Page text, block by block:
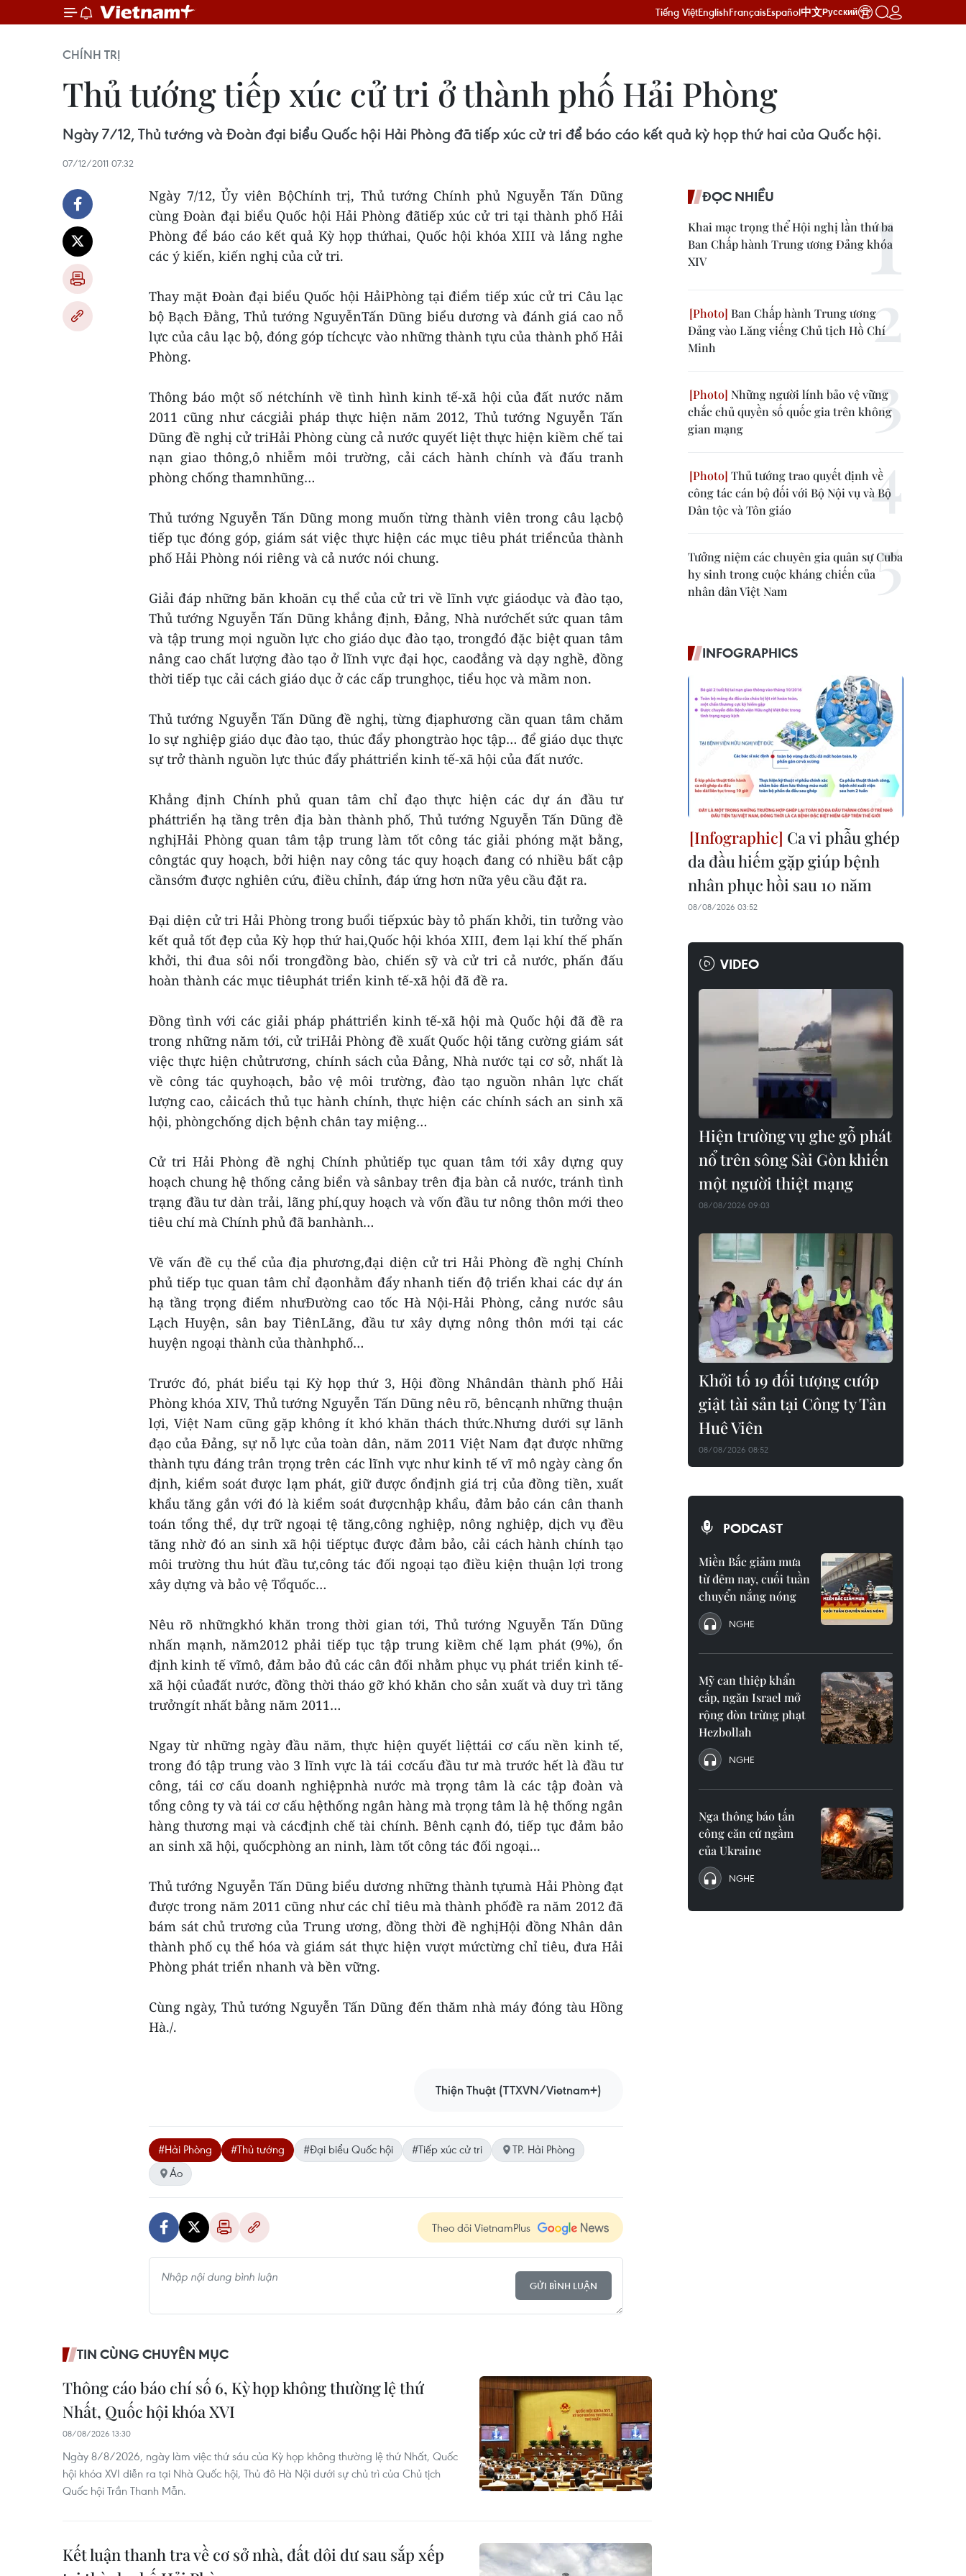
Tiếng ViệtEnglishFrançaisEspañol中文Русский
CHÍNH TRỊ
Thủ tướng tiếp xúc cử tri ở thành phố Hải Phòng
Ngày 7/12, Thủ tướng và Đoàn đại biểu Quốc hội Hải Phòng đã tiếp xúc cử tri để báo cáo kết quả kỳ họp thứ hai của Quốc hội.
07/12/2011 07:32
Ngày 7/12, Ủy viên BộChính trị, Thủ tướng Chính phủ Nguyễn Tấn Dũng
cùng Đoàn đại biểu Quốc hội Hải Phòng đãtiếp xúc cử tri tại thành phố Hải
Phòng để báo cáo kết quả Kỳ họp thứhai, Quốc hội khóa XIII và lắng nghe
các ý kiến, kiến nghị của cử tri.
Thay mặt Đoàn đại biểu Quốc hội HảiPhòng tại điểm tiếp xúc cử tri Câu lạc
bộ Bạch Đằng, Thủ tướng NguyễnTấn Dũng biểu dương và đánh giá cao nỗ
lực của câu lạc bộ, đóng góp tíchcực vào những thành tựu của thành phố Hải
Phòng.
Thông báo một số nétchính về tình hình kinh tế-xã hội của đất nước năm
2011 cũng như cácgiải pháp thực hiện năm 2012, Thủ tướng Nguyễn Tấn
Dũng đề nghị cử triHải Phòng cùng cả nước quyết liệt thực hiện kiềm chế tai
nạn giao thông,ô nhiễm môi trường, cải cách hành chính và đấu tranh
phòng chống thamnhũng…
Thủ tướng Nguyễn Tấn Dũng mong muốn từng thành viên trong câu lạcbộ
tiếp tục đóng góp, giám sát việc thực hiện các mục tiêu phát triểncủa thành
phố Hải Phòng nói riêng và cả nước nói chung.
Giải đáp những băn khoăn cụ thể của cử tri về lĩnh vực giáodục và đào tạo,
Thủ tướng Nguyễn Tấn Dũng khẳng định, Đảng, Nhà nướchết sức quan tâm
và tập trung mọi nguồn lực cho giáo dục đào tạo, trongđó đặc biệt quan tâm
nâng cao chất lượng đào tạo ở lĩnh vực đại học, caođẳng và dạy nghề, đồng
thời tiếp tục cải cách giáo dục ở các cấp trunghọc, tiểu học và mầm non.
Thủ tướng Nguyễn Tấn Dũng đề nghị, từng địaphương cần quan tâm chăm
lo sự nghiệp giáo dục đào tạo, thúc đẩy phongtrào học tập… để giáo dục thực
sự trở thành nguồn lực thúc đẩy pháttriển kinh tế-xã hội của đất nước.
Khẳng định Chính phủ quan tâm chỉ đạo thực hiện các dự án đầu tư
pháttriển hạ tầng trên địa bàn thành phố, Thủ tướng Nguyễn Tấn Dũng đề
nghịHải Phòng quan tâm tập trung làm tốt công tác giải phóng mặt bằng,
côngtác quy hoạch, bởi hiện nay công tác quy hoạch đang có nhiều bất cập
cầnsớm được nghiên cứu, điều chỉnh, đáp ứng hơn nữa yêu cầu đặt ra.
Đại diện cử tri Hải Phòng trong buổi tiếpxúc bày tỏ phấn khởi, tin tưởng vào
kết quả tốt đẹp của Kỳ họp thứ hai,Quốc hội khóa XIII, đem lại khí thế phấn
khởi, thi đua sôi nổi trongđồng bào, chiến sỹ và cử tri cả nước, phấn đấu
hoàn thành các mục tiêuphát triển kinh tế-xã hội đã đề ra.
Đồng tình với các giải pháp pháttriển kinh tế-xã hội mà Quốc hội đã đề ra
trong những năm tới, cử triHải Phòng đề xuất Quốc hội tăng cường giám sát
việc thực hiện chủtrương, chính sách của Đảng, Nhà nước tại cơ sở, nhất là
về công tác quyhoạch, bảo vệ môi trường, đào tạo nguồn nhân lực chất
lượng cao, cảicách thủ tục hành chính, thực hiện các chính sách an sinh xã
hội, phòngchống dịch bệnh chân tay miệng…
Cử tri Hải Phòng đề nghị Chính phủtiếp tục quan tâm tới xây dựng quy
hoạch chung hệ thống cảng biển và sânbay trên địa bàn cả nước, tránh tình
trạng đầu tư dàn trải, lãng phí,quy hoạch và vốn đầu tư nông thôn mới theo
tiêu chí mà Chính phủ đã banhành…
Về vấn đề cụ thể của địa phương,đại diện cử tri Hải Phòng đề nghị Chính
phủ tiếp tục quan tâm chỉ đạonhằm đẩy nhanh tiến độ triển khai các dự án
hạ tầng trọng điểm nhưĐường cao tốc Hà Nội-Hải Phòng, cảng nước sâu
Lạch Huyện, sân bay TiênLãng, đầu tư xây dựng nông thôn mới tại các
huyện ngoại thành của thànhphố…
Trước đó, phát biểu tại Kỳ họp thứ 3, Hội đồng Nhândân thành phố Hải
Phòng khóa XIV, Thủ tướng Nguyễn Tấn Dũng nêu rõ, bêncạnh những thuận
lợi, Việt Nam cũng gặp không ít khó khăn thách thức.Nhưng dưới sự lãnh
đạo của Đảng, sự nỗ lực của toàn dân, năm 2011 Việt Nam đạt được những
thành tựu đáng trân trọng trên các lĩnh vực như kinh tế vĩ mô ngày càng ổn
định, kiểm soát được lạm phát, giữ được ổnđịnh giá trị của đồng tiền, xuất
khẩu tăng gắn với đó là kiểm soát đượcnhập khẩu, đảm bảo cán cân thanh
toán tổng thể, dự trữ ngoại tệ tăng,công nghiệp, nông nghiệp, dịch vụ đều
tăng nhờ đó an sinh xã hội tiếptục được đảm bảo, cải cách hành chính tạo
môi trường thu hút đầu tư,công tác đối ngoại tạo điều kiện thuận lợi trong
xây dựng và bảo vệ Tổquốc…
Nêu rõ nhữngkhó khăn trong thời gian tới, Thủ tướng Nguyễn Tấn Dũng
nhấn mạnh, năm2012 phải tiếp tục tập trung kiềm chế lạm phát (9%), ổn
định kinh tế vĩmô, đảm bảo đủ các cân đối nhằm phục vụ phát triển kinh tế-
xã hội củađất nước, đồng thời tháo gỡ khó khăn cho sản xuất và duy trì tăng
trưởngít nhất bằng năm 2011…
Ngay từ những ngày đầu năm, thực hiện quyết liệttái cơ cấu nền kinh tế,
trong đó tập trung vào 3 lĩnh vực là tái cơcấu đầu tư mà trước hết là đầu tư
công, tái cơ cấu doanh nghiệpnhà nước mà trọng tâm là các tập đoàn và
tổng công ty và tái cơ cấu hệthống ngân hàng mà trọng tâm là hệ thống ngân
hàng thương mại và cácđịnh chế tài chính. Bênh cạnh đó, tiếp tục đảm bảo
an sinh xã hội, quốcphòng an ninh, làm tốt công tác đối ngoại...
Thủ tướng Nguyễn Tấn Dũng biểu dương những thành tựumà Hải Phòng đạt
được trong năm 2011 cũng như các chỉ tiêu mà thành phốđề ra năm 2012 đã
bám sát chủ trương của Trung ương, đồng thời đề nghịHội đồng Nhân dân
thành phố cụ thể hóa và giám sát thực hiện vượt mứctừng chỉ tiêu, đưa Hải
Phòng phát triển nhanh và bền vững.
Cùng ngày, Thủ tướng Nguyễn Tấn Dũng đến thăm nhà máy đóng tàu Hồng
Hà./.
Thiện Thuật (TTXVN/Vietnam+)
#Hải Phòng #Thủ tướng #Đại biểu Quốc hội #Tiếp xúc cử tri
TP. Hải Phòng
Áo
Theo dõi VietnamPlus
GỬI BÌNH LUẬN
TIN CÙNG CHUYÊN MỤC
Thông cáo báo chí số 6, Kỳ họp không thường lệ thứ
Nhất, Quốc hội khóa XVI
08/08/2026 13:30
Ngày 8/8/2026, ngày làm việc thứ sáu của Kỳ họp không thường lệ thứ Nhất, Quốc
hội khóa XVI diễn ra tại Nhà Quốc hội, Thủ đô Hà Nội dưới sự chủ trì của Chủ tịch
Quốc hội Trần Thanh Mẫn.
Kết luận thanh tra về cơ sở nhà, đất dôi dư sau sắp xếp
ĐỌC NHIỀU
Khai mạc trọng thể Hội nghị lần thứ ba
Ban Chấp hành Trung ương Đảng khóa
XIV
Ban Chấp hành Trung ương
Đảng vào Lăng viếng Chủ tịch Hồ Chí
Minh
Những người lính bảo vệ vững
chắc chủ quyền số quốc gia trên không
gian mạng
Thủ tướng trao quyết định về
công tác cán bộ đối với Bộ Nội vụ và Bộ
Dân tộc và Tôn giáo
Tưởng niệm các chuyên gia quân sự Cuba
hy sinh trong cuộc kháng chiến của
nhân dân Việt Nam
INFOGRAPHICS
Ca vi phẫu ghép
da đầu hiếm gặp giúp bệnh
nhân phục hồi sau 10 năm
08/08/2026 03:52
VIDEO
Hiện trường vụ ghe gỗ phát
nổ trên sông Sài Gòn khiến
một người thiệt mạng
08/08/2026 09:03
Khởi tố 19 đối tượng cướp
giật tài sản tại Công ty Tân
Huê Viên
08/08/2026 08:52
PODCAST
Miền Bắc giảm mưa
từ đêm nay, cuối tuần
chuyển nắng nóng
NGHE
Mỹ can thiệp khẩn
cấp, ngăn Israel mở
rộng đòn trừng phạt
Hezbollah
NGHE
Nga thông báo tấn
công căn cứ ngầm
của Ukraine
NGHE